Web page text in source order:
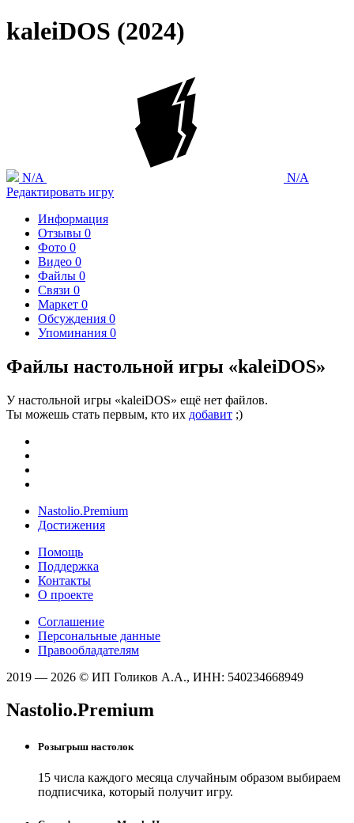
kaleiDOS (2024)
N/A
N/A
Редактировать игру
Информация
Отзывы 0
Фото 0
Видео 0
Файлы 0
Связи 0
Маркет 0
Обсуждения 0
Упоминания 0
Файлы настольной игры «kaleiDOS»
У настольной игры «kaleiDOS» ещё нет файлов.
Ты можешь стать первым, кто их добавит ;)
Nastolio.Premium
Достижения
Помощь
Поддержка
Контакты
О проекте
Соглашение
Персональные данные
Правообладателям
2019 — 2026 © ИП Голиков А.А., ИНН: 540234668949
Nastolio.Premium
Розыгрыш настолок
15 числа каждого месяца случайным образом выбираем
подписчика, который получит игру.